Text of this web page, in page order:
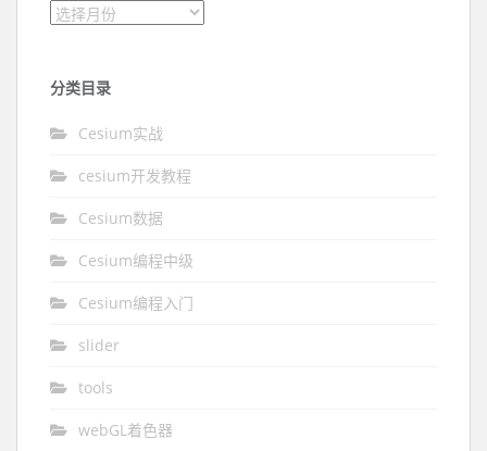
文章归档
分类目录
Cesium实战
cesium开发教程
Cesium数据
Cesium编程中级
Cesium编程入门
slider
tools
webGL着色器